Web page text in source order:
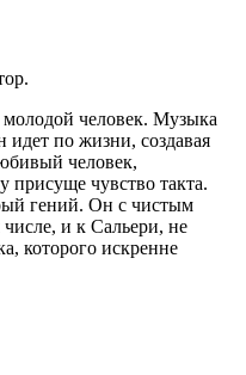
человек. Музыка
идет по жизни, создавая
человек,
чувство такта.
гений. Он с чистым
и к Сальери, не
которого искренне